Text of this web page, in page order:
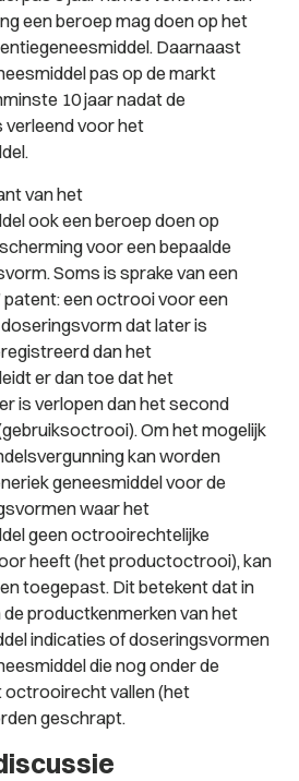
een beroep mag doen op het
Daarnaast
pas op de markt
10 jaar nadat de
verleend voor het
van het
ook een beroep doen op
voor een bepaalde
Soms is sprake van een
patent: een octrooi voor een
dat later is
dan het
er dan toe dat het
is verlopen dan het second
Om het mogelijk
kan worden
geneesmiddel voor de
waar het
geen octrooirechtelijke
heeft (het productoctrooi), kan
toegepast. Dit betekent dat in
productkenmerken van het
indicaties of doseringsvormen
die nog onder de
octrooirecht vallen (het
geschrapt.